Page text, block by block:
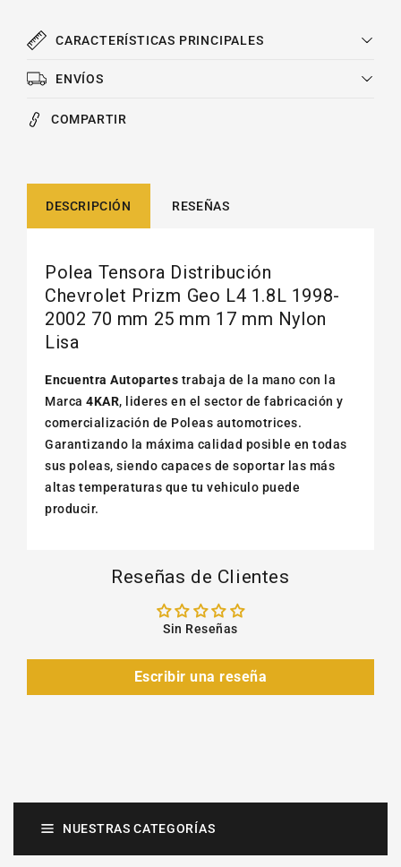
1998-
1998-
CARACTERÍSTICAS PRINCIPALES
ENVÍOS
COMPARTIR
DESCRIPCIÓN RESEÑAS
Polea Tensora Distribución
Chevrolet Prizm Geo L4 1.8L 1998-
2002 70 mm 25 mm 17 mm Nylon
Lisa
Encuentra Autopartes trabaja de la mano con la
Marca 4KAR, lideres en el sector de fabricación y
comercialización de Poleas automotrices.
Garantizando la máxima calidad posible en todas
sus poleas, siendo capaces de soportar las más
altas temperaturas que tu vehiculo puede
producir.
Reseñas de Clientes
Sin Reseñas
Escribir una reseña
NUESTRAS CATEGORÍAS